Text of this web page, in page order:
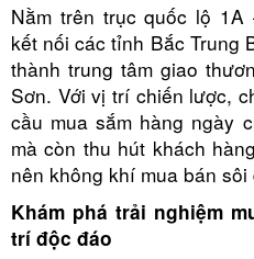
Nằm trên trục quốc lộ
kết nối các tỉnh Bắc Trung
thành trung tâm giao
Sơn. Với vị trí chiến lược,
cầu mua sắm hàng ngày
mà còn thu hút khách
nên không khí mua bán
Khám phá trải nghiệm
trí độc đáo